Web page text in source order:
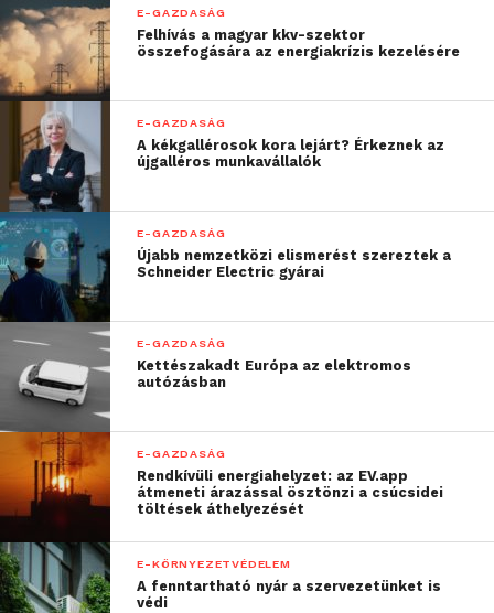
E-GAZDASÁG
Felhívás a magyar kkv-szektor
összefogására az energiakrízis kezelésére
E-GAZDASÁG
A kékgallérosok kora lejárt? Érkeznek az
újgalléros munkavállalók
E-GAZDASÁG
Újabb nemzetközi elismerést szereztek a
Schneider Electric gyárai
E-GAZDASÁG
Kettészakadt Európa az elektromos
autózásban
E-GAZDASÁG
Rendkívüli energiahelyzet: az EV.app
átmeneti árazással ösztönzi a csúcsidei
töltések áthelyezését
E-KÖRNYEZETVÉDELEM
A fenntartható nyár a szervezetünket is
védi